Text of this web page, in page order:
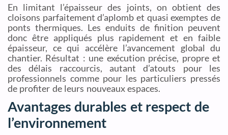
En limitant l’épaisseur des joints, on obtient des
cloisons parfaitement d’aplomb et quasi exemptes de
ponts thermiques. Les enduits de finition peuvent
donc être appliqués plus rapidement et en faible
épaisseur, ce qui accélère l’avancement global du
chantier. Résultat : une exécution précise, propre et
des délais raccourcis, autant d’atouts pour les
professionnels comme pour les particuliers pressés
de profiter de leurs nouveaux espaces.
Avantages durables et respect de
l’environnement